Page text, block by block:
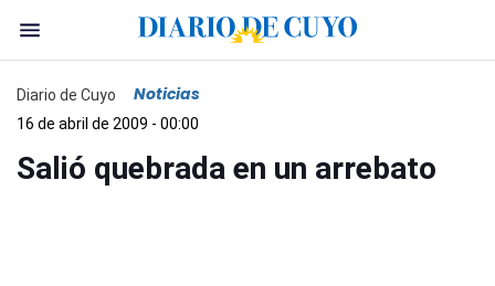
Diario de Cuyo Noticias
16 de abril de 2009 - 00:00
Salió quebrada en un arrebato